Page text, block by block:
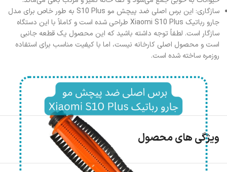
سازگاری: این برس اصلی ضد پیچش مو S10 Plus به طور خاص برای مدل
جارو رباتیک Xiaomi S10 Plus طراحی شده است و کاملاً با این دستگاه
سازگار است. لطفاً توجه داشته باشید که این محصول یک قطعه جانبی
است و محصول اصلی کارخانه نیست، اما با کیفیت مناسب برای استفاده
روزمره ساخته شده است.
ویژگی های محصول